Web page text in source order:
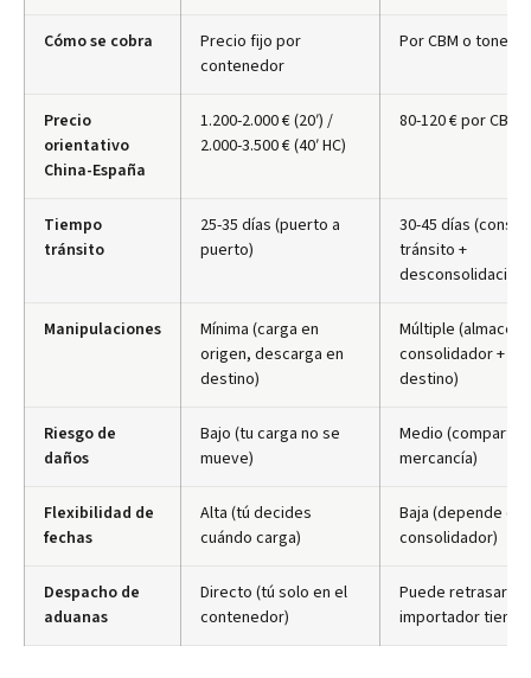
Cómo se cobra
Precio fijo por
contenedor
Por CBM o
Precio
orientativo
China-España
1.200-2.000 € (20′) /
2.000-3.500 € (40′ HC)
80-120 € por CBM
Tiempo
tránsito
25-35 días (puerto a
puerto)
30-45 días
tránsito +
desconsolidación)
Manipulaciones
Mínima (carga en
origen, descarga en
destino)
Múltiple (almacén
consolidador +
destino)
Riesgo de
daños
Bajo (tu carga no se
mueve)
Medio
mercancía)
Flexibilidad de
fechas
Alta (tú decides
cuándo carga)
Baja (depende del
consolidador)
Despacho de
aduanas
Directo (tú solo en el
contenedor)
Puede retrasarse
importador tiene